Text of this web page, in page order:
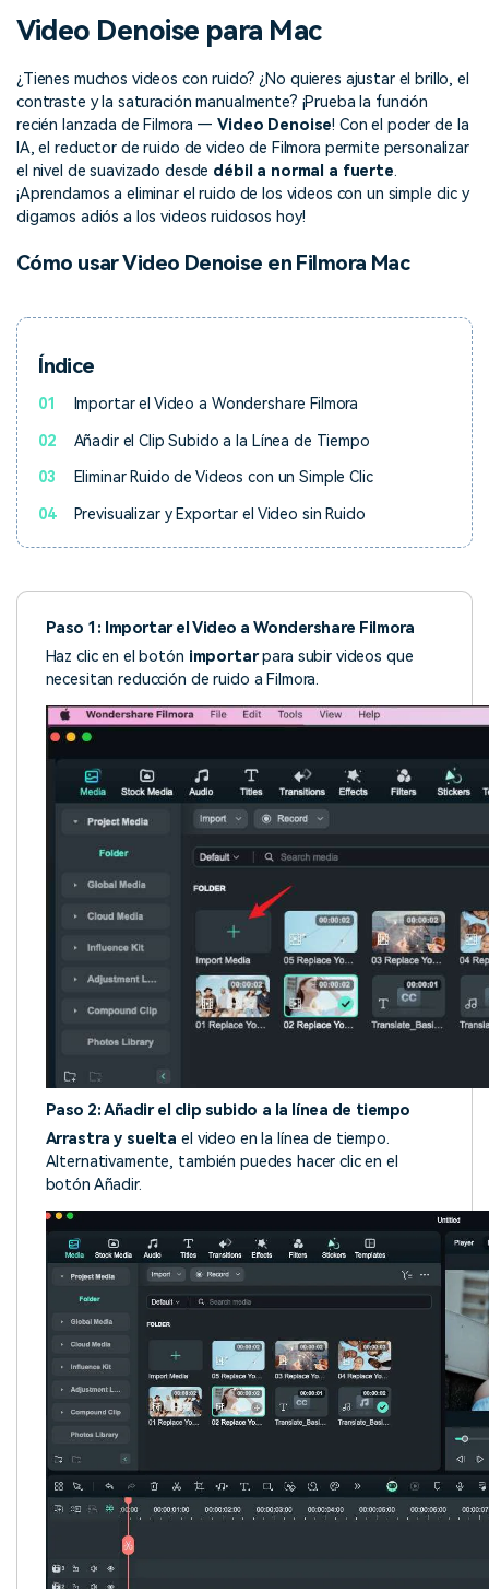
Inspírate con Filmora
usuarios crean con Filmora
Taller creativo
trucos, queremos ayudarte a
crecer e inspirar tu próximo
video
Centro de creadores
límites con el Centro de
Plantillas en español
editables diseñadas para
Contenido destacado
Afíliate
Consigue una afiliación a
nivel empresarial
Soporte
Conocimiento
Video Denoise para Mac
¿Tienes muchos videos con ruido? ¿No quieres ajustar el brillo, el
contraste y la saturación manualmente? ¡Prueba la función
recién lanzada de Filmora —Video Denoise! Con el poder de la
IA, el reductor de ruido de video de Filmora permite personalizar
el nivel de suavizado desde débil a normal a fuerte.
¡Aprendamos a eliminar el ruido de los videos con un simple clic y
digamos adiós a los videos ruidosos hoy!
Cómo usar Video Denoise en Filmora Mac
Índice
01 Importar el Video a Wondershare Filmora
02 Añadir el Clip Subido a la Línea de Tiempo
03 Eliminar Ruido de Videos con un Simple Clic
04 Previsualizar y Exportar el Video sin Ruido
Paso 1: Importar el Video a Wondershare Filmora
Haz clic en el botón importarpara subir videos que
necesitan reducción de ruido a Filmora.
Paso 2: Añadir el clip subido a la línea de tiempo
Arrastra y suelta el video en la línea de tiempo.
Alternativamente, también puedes hacer clic en el
botón Añadir.